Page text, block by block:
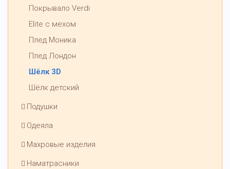
Покрывало Verdi
Elite с мехом
Плед Моника
Плед Лондон
Шёлк 3D
Шёлк детский
Подушки
Одеяла
Махровые изделия
Наматрасники